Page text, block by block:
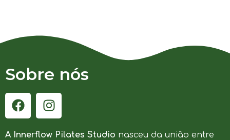
Sobre nós
A Innerflow Pilates Studio nasceu da união entre